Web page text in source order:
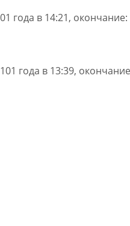
года в 14:21,
года в 13:39,